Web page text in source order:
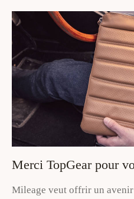
Merci TopGear pour
Mileage veut offrir un